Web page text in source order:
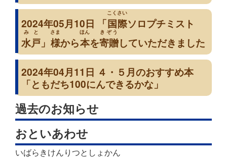
2024年05月10日 「国際
こくさい
ソロプチミスト
水戸
みと
」 様
さま
から本
ほん
を寄贈
きぞう
していただきました
2024年04月11日 ４・５月のおすすめ本
「ともだち100にんできるかな」
過去のお知らせ
おといあわせ
いばらきけんりつとしょかん